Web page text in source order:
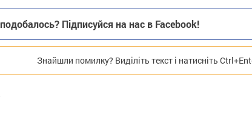
Підписуйся на нас в Facebook!
Знайшли помилку? Виділіть текст і натисніть